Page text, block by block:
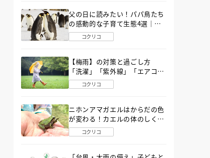
父の日に読みたい！パパ鳥たち
の感動的な子育て生態4選｜図
鑑MOVE
コクリコ
【梅雨】の対策と過ごし方
「洗濯」「紫外線」「エアコ
ン」「ゲリラ豪雨」…〔気象予
報士が完全ガイド〕
コクリコ
ニホンアマガエルはからだの色
が変わる！カエルの体のしくみ
から両生類の特ちょうまで図鑑
MOVEが解説！
コクリコ